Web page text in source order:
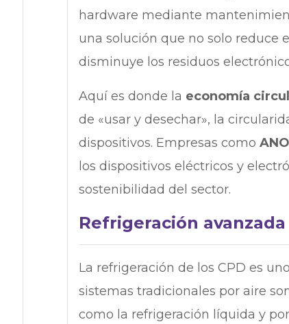
hardware mediante
una solución que no solo reduce
disminuye los residuos
Aquí es donde la economía
de «usar y desechar», la
dispositivos. Empresas como
los dispositivos eléctricos y
sostenibilidad del sector.
Refrigeración
La refrigeración de los CPD es
sistemas tradicionales por aire
como la refrigeración líquida y